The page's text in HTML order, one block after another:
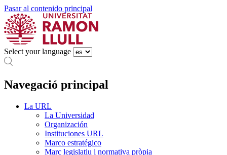
Pasar al contenido principal
Select your language
Navegació principal
La URL
La Universidad
Organización
Instituciones URL
Marco estratégico
Marc legislatiu i normativa pròpia